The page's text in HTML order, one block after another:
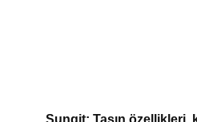
Şungit: Taşın özellikleri,